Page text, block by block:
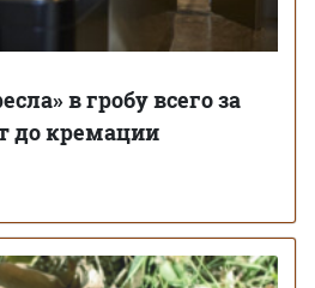
в гробу всего за
до кремации